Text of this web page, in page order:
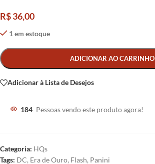
R$36,00
1 em estoque
ADICIONAR AO CARRINHO
Alternative:
Adicionar à Lista de Desejos
184 Pessoas vendo este produto agora!
Categoria: HQs
Tags: DC, Era de Ouro, Flash, Panini